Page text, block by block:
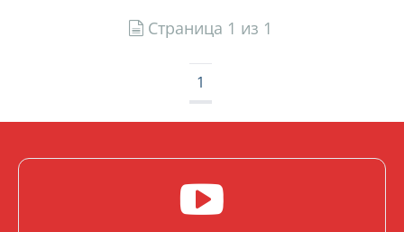
Страница 1 из 1
1